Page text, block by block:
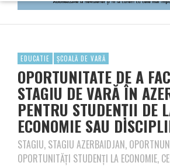
EDUCATIE ȘCOALĂ DE VARĂ
OPORTUNITATE DE A
STAGIU DE VARĂ ÎN
PENTRU STUDENȚII DE
ECONOMIE SAU
STAGIU, STAGIU AZERBAIDJAN,
OPORTUNITĂȚI STUDENȚI LA ECONOMIE,